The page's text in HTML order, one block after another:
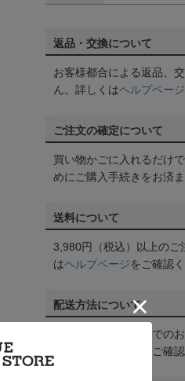
返品・交換について
お客様都合による返品、
ん。詳しくはヘルプページ
ご注文の確定について
買い物かごに入れるだけ
めにご購入手続きをお済ま
送料について
3,980円（税込）以上のご
はヘルプページをご確認く
配送方法について
一部商品はメール便での
をご確